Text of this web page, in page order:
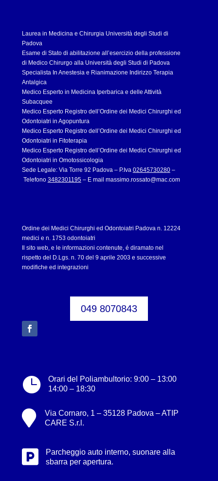
Laurea in Medicina e Chirurgia Università degli Studi di
Padova
Esame di Stato di abilitazione all’esercizio della professione
di Medico Chirurgo alla Università degli Studi di Padova
Specialista In Anestesia e Rianimazione Indirizzo Terapia
Antalgica
Medico Esperto in Medicina Iperbarica e delle Attività
Subacquee
Medico Esperto Registro dell’Ordine dei Medici Chirurghi ed
Odontoiatri in Agopuntura
Medico Esperto Registro dell’Ordine dei Medici Chirurghi ed
Odontoiatri in Fitoterapia
Medico Esperto Registro dell’Ordine dei Medici Chirurghi ed
Odontoiatri in Omotossicologia
Sede Legale: Via Torre 92 Padova – P.Iva 02645730280–
Telefono 3482301195– E mail massimo.rossato@mac.com
Ordine dei Medici Chirurghi ed Odontoiatri Padova n. 12224
medici e n. 1753 odontoiatri
Il sito web, e le informazioni contenute, é diramato nel
rispetto del D.Lgs. n. 70 del 9 aprile 2003 e successive
modifiche ed integrazioni
049 8070843

Orari del Poliambultorio: 9:00 – 13:00
14:00 – 18:30

Via Cornaro, 1 – 35128 Padova – ATIP
CARE S.r.l.

Parcheggio auto interno, suonare alla
sbarra per apertura.